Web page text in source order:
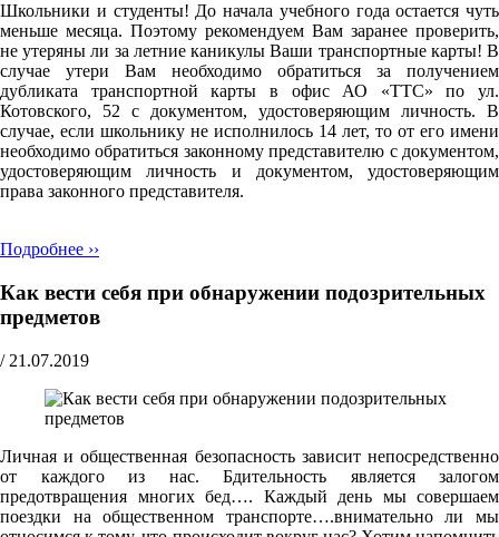
Школьники и студенты! До начала учебного года остается чуть
меньше месяца. Поэтому рекомендуем Вам заранее проверить,
не утеряны ли за летние каникулы Ваши транспортные карты! В
случае утери Вам необходимо обратиться за получением
дубликата транспортной карты в офис АО «ТТС» по ул.
Котовского, 52 с документом, удостоверяющим личность. В
случае, если школьнику не исполнилось 14 лет, то от его имени
необходимо обратиться законному представителю с документом,
удостоверяющим личность и документом, удостоверяющим
права законного представителя.
Подробнее ››
Как вести себя при обнаружении подозрительных
предметов
/ 21.07.2019
Личная и общественная безопасность зависит непосредственно
от каждого из нас. Бдительность является залогом
предотвращения многих бед…. Каждый день мы совершаем
поездки на общественном транспорте….внимательно ли мы